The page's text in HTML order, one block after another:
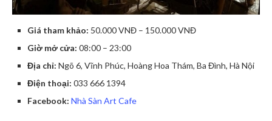
Giá tham khảo: 50.000 VNĐ – 150.000 VNĐ
Giờ mở cửa: 08:00 – 23:00
Địa chỉ: Ngõ 6, Vĩnh Phúc, Hoàng Hoa Thám, Ba Đình, Hà Nội
Điện thoại: 033 666 1394
Facebook: Nhà Sàn Art Cafe